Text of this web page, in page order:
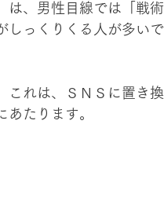
、男性目線では「戦
しっくりくる人が多いで
れは、ＳＮＳに置き
あたります。